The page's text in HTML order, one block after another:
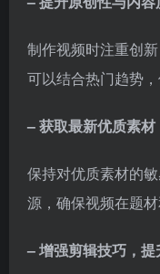
制作视频时注重创
可以结合热门趋势
– 获取最新优质素材
保持对优质素材的
源，确保视频在题
– 增强剪辑技巧，提